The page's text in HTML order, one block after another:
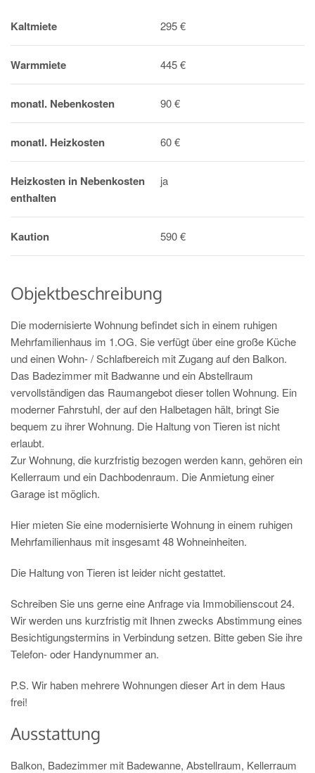
Kaltmiete 295 €
Warmmiete 445 €
monatl. Nebenkosten 90 €
monatl. Heizkosten 60 €
Heizkosten in Nebenkosten
enthalten
ja
Kaution 590 €
Objektbeschreibung
Die modernisierte Wohnung befindet sich in einem ruhigen
Mehrfamilienhaus im 1.OG. Sie verfügt über eine große Küche
und einen Wohn- / Schlafbereich mit Zugang auf den Balkon.
Das Badezimmer mit Badwanne und ein Abstellraum
vervollständigen das Raumangebot dieser tollen Wohnung. Ein
moderner Fahrstuhl, der auf den Halbetagen hält, bringt Sie
bequem zu ihrer Wohnung. Die Haltung von Tieren ist nicht
erlaubt.
Zur Wohnung, die kurzfristig bezogen werden kann, gehören ein
Kellerraum und ein Dachbodenraum. Die Anmietung einer
Garage ist möglich.
Hier mieten Sie eine modernisierte Wohnung in einem ruhigen
Mehrfamilienhaus mit insgesamt 48 Wohneinheiten.
Die Haltung von Tieren ist leider nicht gestattet.
Schreiben Sie uns gerne eine Anfrage via Immobilienscout 24.
Wir werden uns kurzfristig mit Ihnen zwecks Abstimmung eines
Besichtigungstermins in Verbindung setzen. Bitte geben Sie ihre
Telefon- oder Handynummer an.
P.S. Wir haben mehrere Wohnungen dieser Art in dem Haus
frei!
Ausstattung
Balkon, Badezimmer mit Badewanne, Abstellraum, Kellerraum